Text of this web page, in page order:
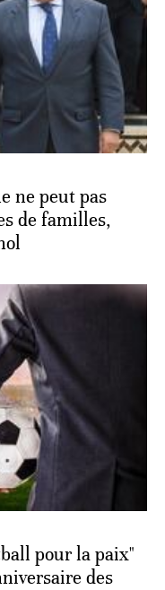
ne peut pas
de familles,
pour la paix"
des